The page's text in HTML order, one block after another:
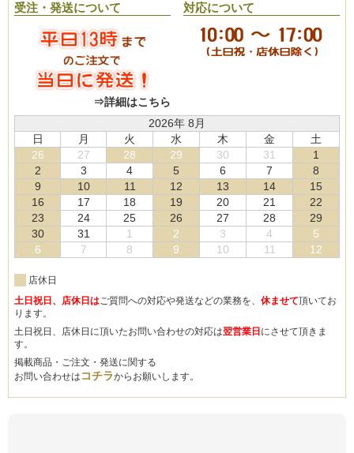
受注・発送について
⇒詳細はこちら
対応について
2026年 8月
日
月 火 水 木 金
土
26
27 28 29 30 31
1
2
3 4 5 6 7
8
9
10 11 12 13 14
15
16
17 18 19 20 21
22
23
24 25 26 27 28
29
30
31 1 2 3 4
5
6
7 8 9 10 11 12
店休日
土日祝日、店休日はご質問への対応や発送などの業務を、 休ませて頂いてお
ります。
土日祝日、店休日に頂いたお問い合わせの対応は翌営業日 にさせて頂きま
す。
掲載商品・ご注文・発送に関する
お問い合わせは コチラからお願いします。